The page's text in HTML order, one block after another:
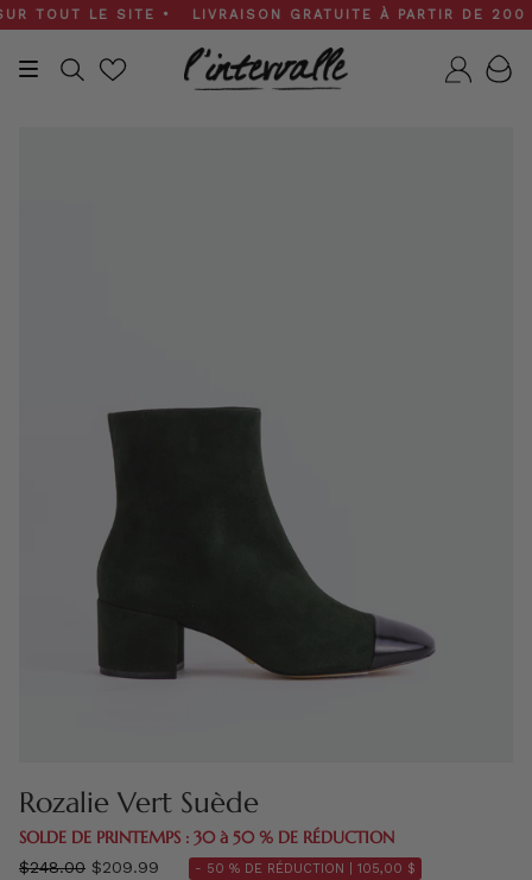
Skip
to
content
LE SITE • LIVRAISON GRATUITE À PARTIR DE 200
Recherche
Rozalie Vert Suède
SOLDE DE PRINTEMPS : 30 à 50 % DE RÉDUCTION
régulier
$248.00 $209.99 - 50 % DE RÉDUCTION | 105,00 $